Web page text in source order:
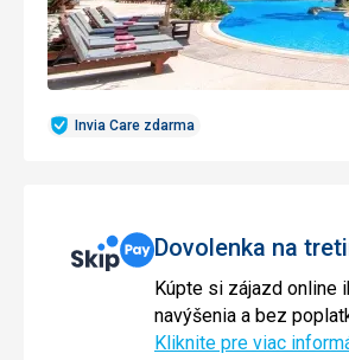
Invia Care zdarma
Dovolenka na
Kúpte si zájazd online
navýšenia a bez
Kliknite pre viac